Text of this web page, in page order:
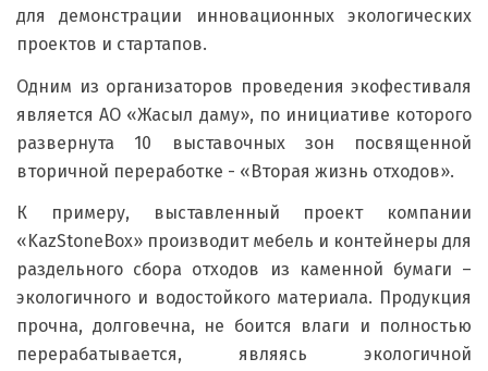
для демонстрации инновационных экологических
проектов и стартапов.
Одним из организаторов проведения экофестиваля
является АО «Жасыл даму», по инициативе которого
развернута 10 выставочных зон посвященной
вторичной переработке - «Вторая жизнь отходов».
К примеру,
выставленный проект компании
«KazStoneBox» производит мебель и контейнеры для
раздельного сбора отходов из каменной бумаги –
экологичного и водостойкого материала. Продукция
прочна, долговечна, не боится влаги и полностью
перерабатывается, являясь экологичной